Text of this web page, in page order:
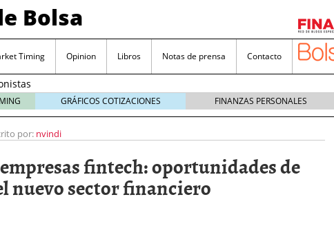
Bolsa
Timing Opinion Libros Notas de prensa Contacto
GRÁFICOS COTIZACIONES FINANZAS PERSONALES
por: nvindi
fintech: oportunidades de
nuevo sector financiero